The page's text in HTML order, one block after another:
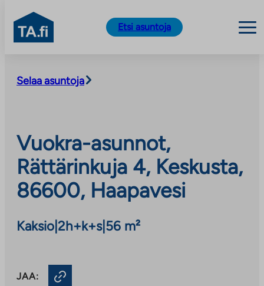
sisältöön
TA.fi
Etsi asuntoja
Selaa asuntoja
Vuokra-asunnot,
Rättärinkuja 4, Keskusta,
86600, Haapavesi
Kaksio 2h+k+s| 56 m²
JAA: